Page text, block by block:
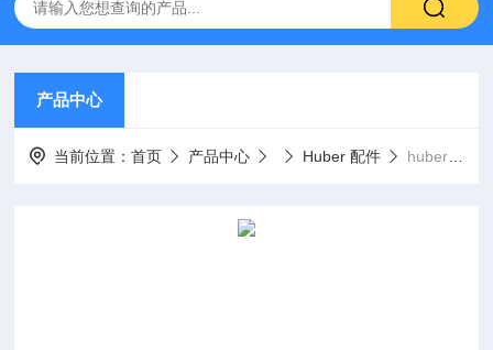
产品中心
当前位置：首页 产品中心 Huber 配件 huber控制面板pilot one